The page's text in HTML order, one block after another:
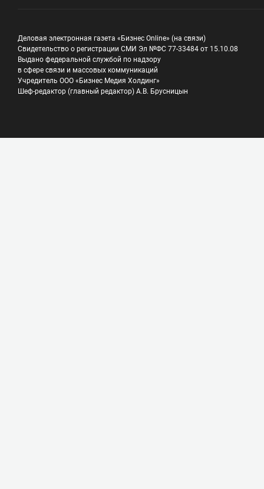
Деловая электронная газета «Бизнес Online» (на связи)
Свидетельство о регистрации СМИ Эл №ФС 77-33484 от 15.10.08
Выдано федеральной службой по надзору
в сфере связи и массовых коммуникаций
Учредитель ООО «Бизнес Медия Холдинг»
Шеф-редактор (главный редактор) А.В. Брусницын